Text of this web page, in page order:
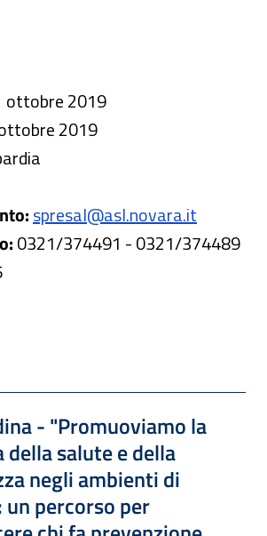
ottobre 2019
2019
spresal@asl.novara.it
0321/374491 - 0321/374489
- "Promuoviamo la
della salute e della
negli ambienti di
un percorso per
— Dimensione 1.39 MB